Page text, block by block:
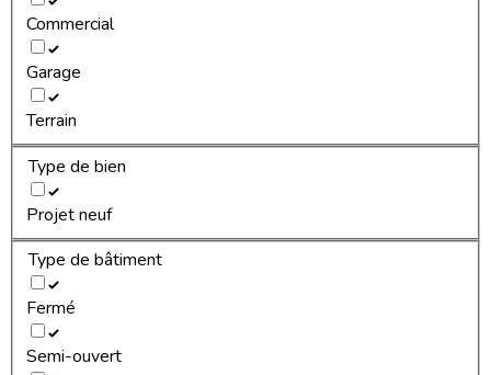
Commercial
Garage
Terrain
Type de bien
Projet neuf
Type de bâtiment
Fermé
Semi-ouvert